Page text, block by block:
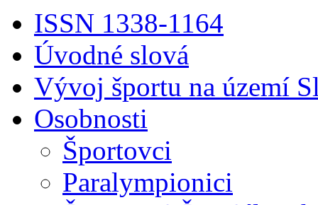
ISSN 1338-1164
Úvodné slová
Vývoj športu na území
Osobnosti
Športovci
Paralympionici